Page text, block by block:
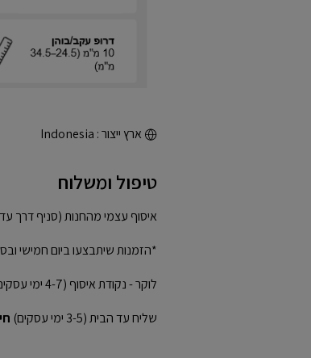
ארץ ייצור : Indonesia
טיפול ומשלוח
איסוף עצמי מהחנות (סניף דרך עדן 9,
*הזמנות שיתבצעו ביום חמישי
לוקר - נקודת איסוף (4-7 ימי עסקים)
שליח עד הבית (3-5 ימי עסקים)